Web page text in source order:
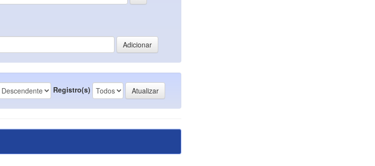
Registro(s)